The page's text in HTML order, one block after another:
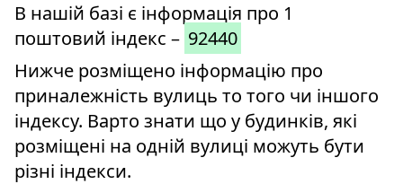
В нашій базі є інформація про 1
поштовий індекс – 92440
Нижче розміщено інформацію про
приналежність вулиць то того чи іншого
індексу. Варто знати що у будинків, які
розміщені на одній вулиці можуть бути
різні індекси.